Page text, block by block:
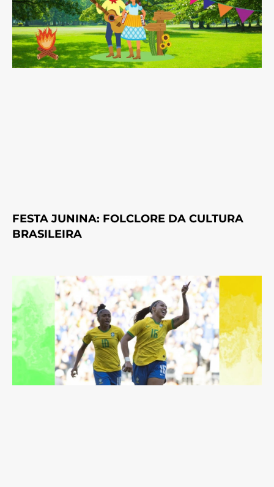
FESTA JUNINA: FOLCLORE DA CULTURA
BRASILEIRA